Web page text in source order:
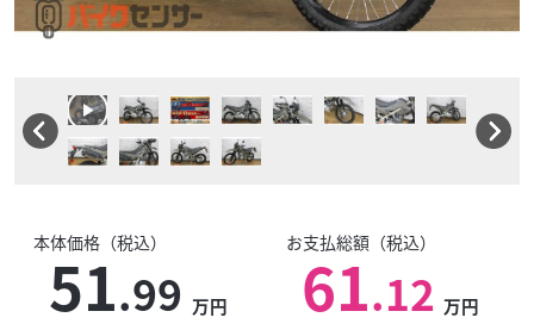
本体価格（税込）
51.99 万円
お支払総額（税込）
61.12 万円